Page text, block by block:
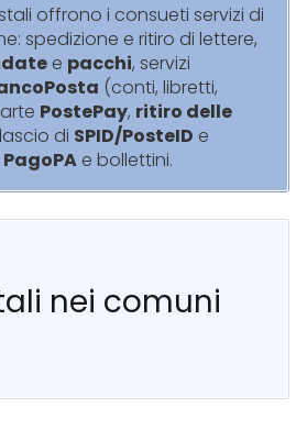
offrono i consueti servizi di
spedizione e ritiro di lettere,
e pacchi, servizi
(conti, libretti,
PostePay, ritiro delle
di SPID/PosteID e
PagoPA e bollettini.
nei comuni